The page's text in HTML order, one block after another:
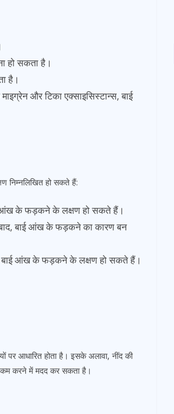
हो सकता है।
है।
और टिका एक्साइसिस्टान्स, बाई
निम्नलिखित हो सकते हैं:
के फड़कने के लक्षण हो सकते हैं।
बाई आंख के फड़कने का कारण बन
बाई आंख के फड़कने के लक्षण हो सकते हैं।
आधारित होता है। इसके अलावा, नींद की
कम करने में मदद कर सकता है।